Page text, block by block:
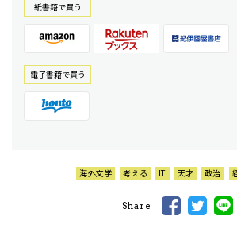
紙書籍で買う
電⼦書籍で買う
海外文学 考える IT 天才 政治
Share